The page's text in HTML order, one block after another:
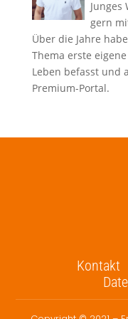
gern
Über die Jahre
Thema erste
Leben befasst und
Premium-Portal.